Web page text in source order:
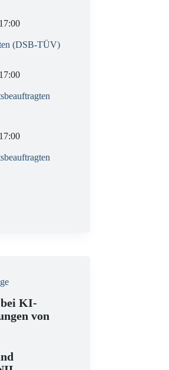
(DSB-TÜV)
KI-
von